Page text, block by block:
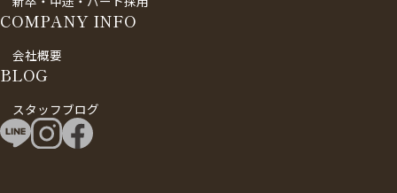
COMPANY INFO
会社概要
BLOG
スタッフブログ